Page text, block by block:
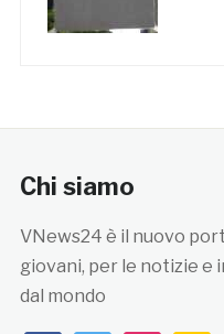
Chi siamo
VNews24 è il nuovo
giovani, per le notizie e
dal mondo